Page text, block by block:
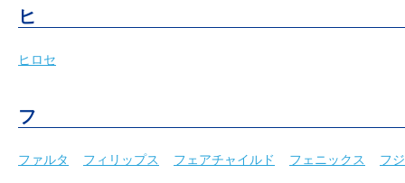
ヒ
ヒロセ
フ
ファルタ フィリップス フェアチャイルド フェニックス フ